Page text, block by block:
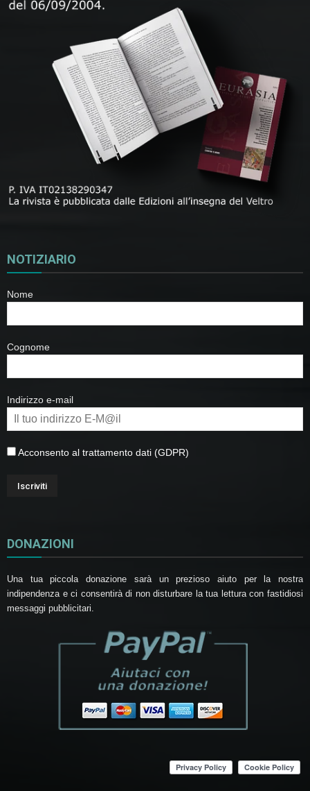
NOTIZIARIO
Nome
Cognome
Indirizzo e-mail
Acconsento al trattamento dati (GDPR)
DONAZIONI
Una tua piccola donazione sarà un prezioso aiuto per la nostra
indipendenza e ci consentirà di non disturbare la tua lettura con fastidiosi
messaggi pubblicitari.